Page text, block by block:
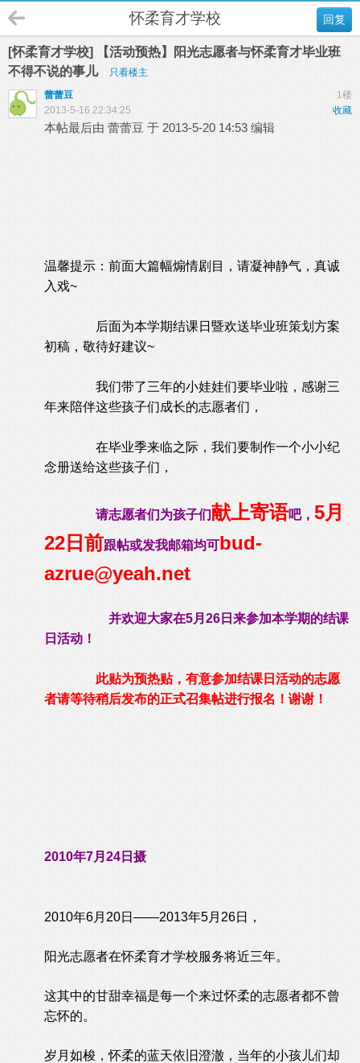
回复
怀柔育才学校
[怀柔育才学校] 【活动预热】阳光志愿者与怀柔育才毕业班
不得不说的事儿
只看楼主
1楼
蕾蕾豆
收藏
2013-5-16 22:34:25
本帖最后由 蕾蕾豆 于 2013-5-20 14:53 编辑
温馨提示：前面大篇幅煽情剧目，请凝神静气，真诚
入戏~
后面为本学期结课日暨欢送毕业班策划方案
初稿，敬待好建议~
我们带了三年的小娃娃们要毕业啦，感谢三
年来陪伴这些孩子们成长的志愿者们，
在毕业季来临之际，我们要制作一个小小纪
念册送给这些孩子们，
请志愿者们为孩子们献上寄语吧， 5月
22日前跟帖或发我邮箱均可bud-
azrue@yeah.net
并欢迎大家在5月26日来参加本学期的结课
日活动！
此贴为预热贴，有意参加结课日活动的志愿
者请等待稍后发布的正式召集帖进行报名！谢谢！
2010年7月24日摄
2010年6月20日——2013年5月26日，
阳光志愿者在怀柔育才学校服务将近三年。
这其中的甘甜幸福是每一个来过怀柔的志愿者都不曾
忘怀的。
岁月如梭，怀柔的蓝天依旧澄澈，当年的小孩儿们却